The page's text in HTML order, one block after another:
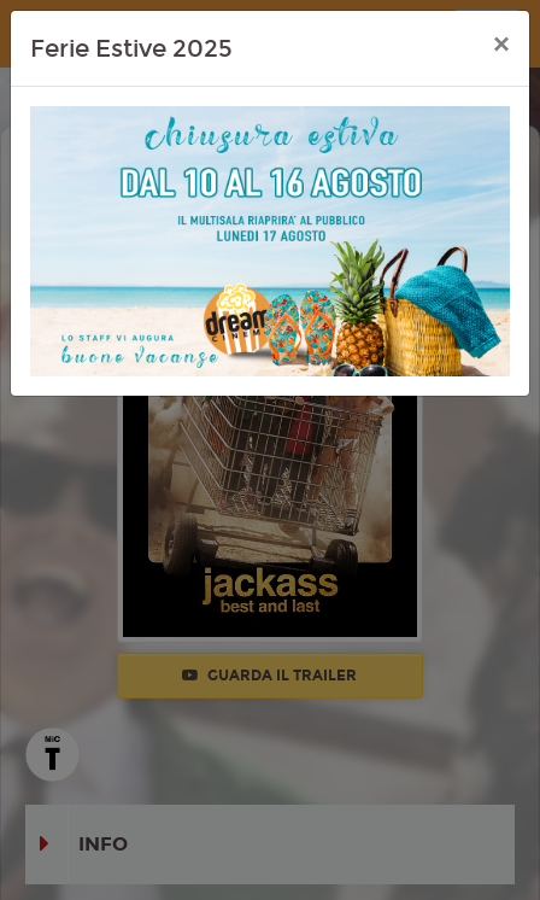
Dream Cinema
JACKASS: BEST AND LAST
VM 14
GUARDA IL TRAILER
INFO
Ferie Estive 2025 ×